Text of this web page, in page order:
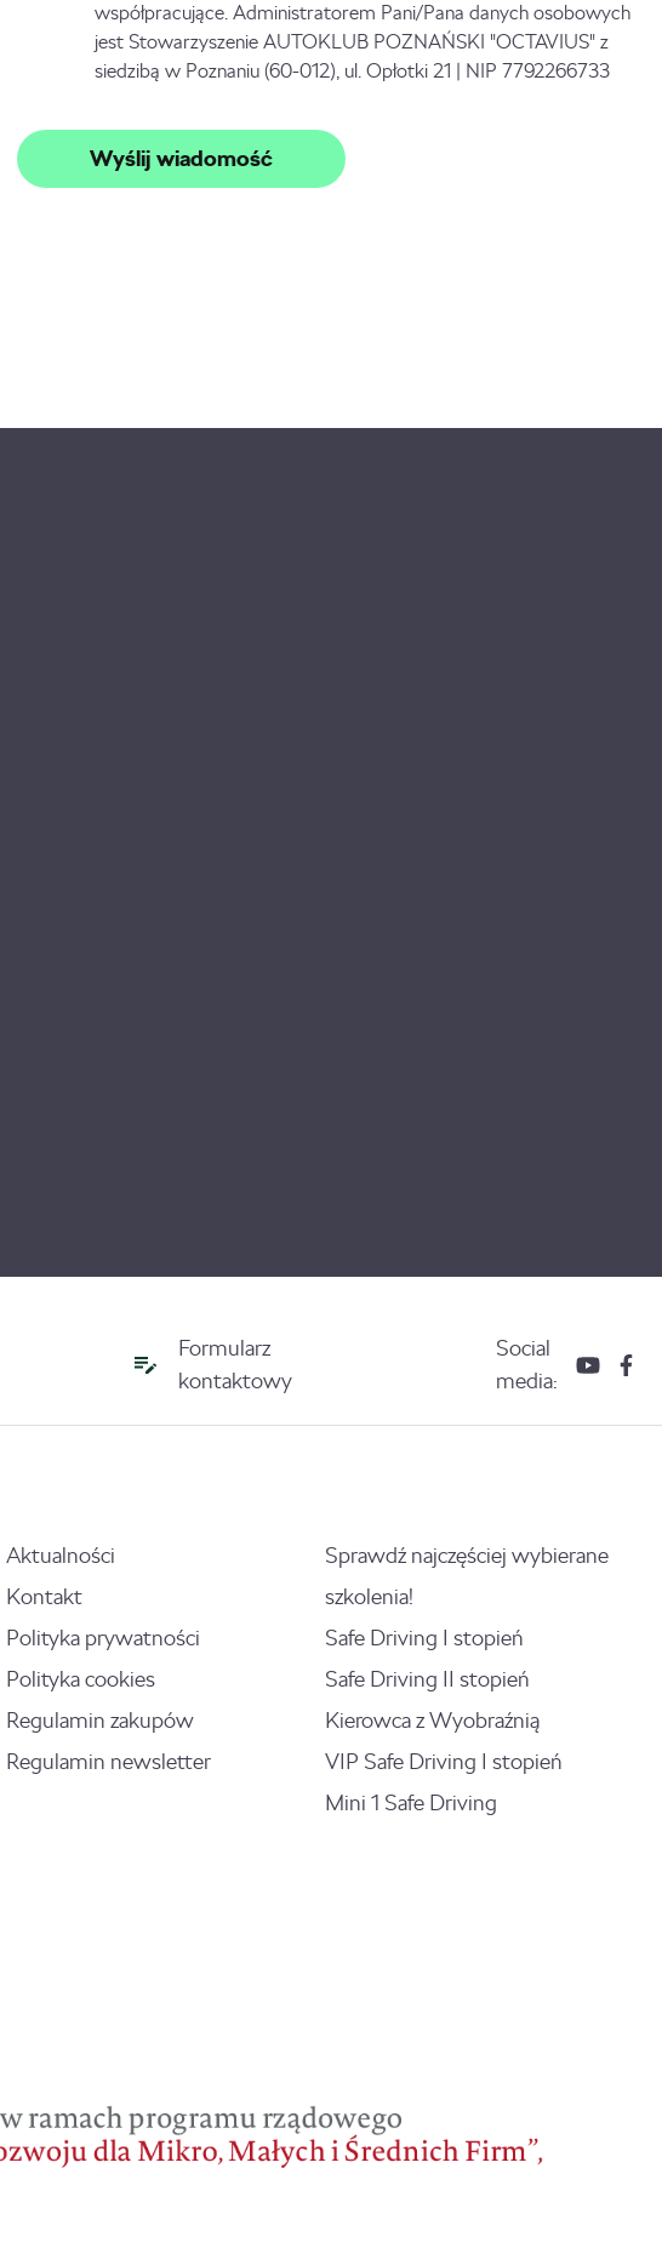
współpracujące. Administratorem Pani/Pana danych osobowych
jest Stowarzyszenie AUTOKLUB POZNAŃSKI "OCTAVIUS" z
siedzibą w Poznaniu (60-012), ul. Opłotki 21 | NIP 7792266733
Formularz
kontaktowy
Social
media:
Aktualności
Kontakt
Polityka prywatności
Polityka cookies
Regulamin zakupów
Regulamin newsletter
Sprawdź najczęściej wybierane
szkolenia!
Safe Driving I stopień
Safe Driving II stopień
Kierowca z Wyobraźnią
VIP Safe Driving I stopień
Mini 1 Safe Driving